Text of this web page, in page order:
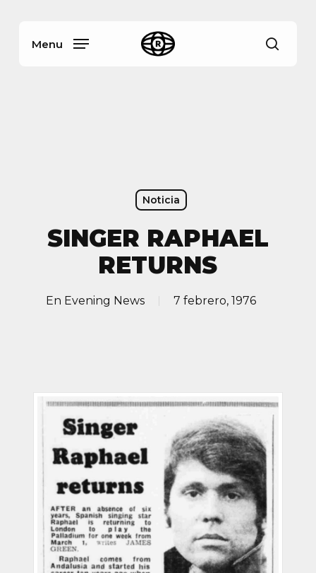
Menu
Noticia
SINGER RAPHAEL
RETURNS
En Evening News 7 febrero, 1976